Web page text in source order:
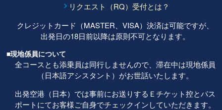
リクエスト（RQ）受付とは？
クレジットカード（MASTER、VISA）決済は可能ですが、
出発日の18日前以降は原則不可となります。
■現地係員について
全コースとも添乗員は同行しませんので、滞在中は現地係員
（日本語アシスタント）がお世話いたします。
出発空港（日本）では事前にお送りするＥチケット控とパス
ポートにてお客様ご自身でチェックインしていただきます。